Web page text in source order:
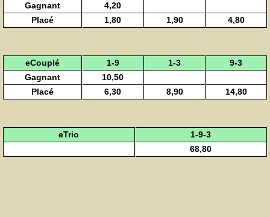
Gagnant
4,20
Placé
1,80 1,90 4,80
eCouplé 1-9 1-3
9-3
Gagnant
10,50
Placé
6,30 8,90 14,80
eTrio
1-9-3
68,80